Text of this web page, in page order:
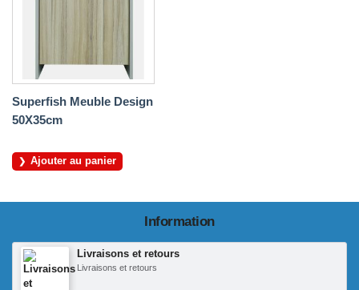
Superfish Meuble Design
50X35cm
Ajouter au panier
Information
Livraisons et retours
Livraisons et retours